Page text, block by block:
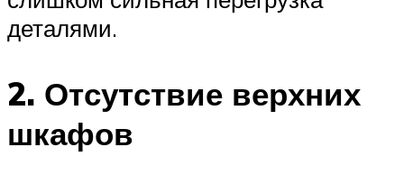
деталями.
2. Отсутствие верхних
шкафов